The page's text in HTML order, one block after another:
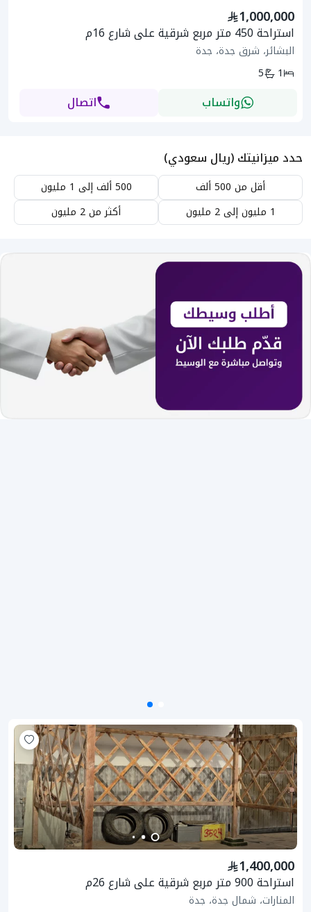
1,000,000
استراحة 450 متر مربع شرقية على شارع 16م
البشائر، شرق جدة، جدة
1
5
واتساب اتصال
حدد ميزانيتك (ريال سعودي)
أقل من 500 ألف
500 ألف إلى 1 مليون
1 مليون إلى 2 مليون
أكثر من 2 مليون
1,400,000
استراحة 900 متر مربع شرقية على شارع 26م
المنارات، شمال جدة، جدة